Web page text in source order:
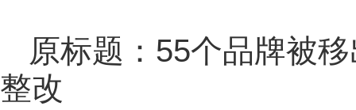
原标题：55个品牌被
整改